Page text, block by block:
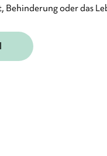
oder das